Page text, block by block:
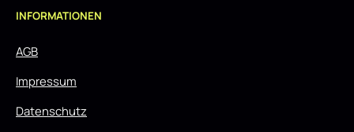
INFORMATIONEN
AGB
Impressum
Datenschutz